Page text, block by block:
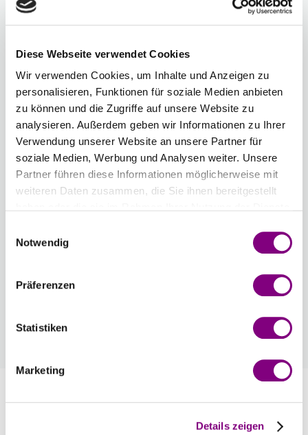
Diese Webseite verwendet Cookies
Wir verwenden Cookies, um Inhalte und Anzeigen zu
personalisieren, Funktionen für soziale Medien anbieten
zu können und die Zugriffe auf unsere Website zu
analysieren. Außerdem geben wir Informationen zu Ihrer
Verwendung unserer Website an unsere Partner für
soziale Medien, Werbung und Analysen weiter. Unsere
Partner führen diese Informationen möglicherweise mit
weiteren Daten zusammen, die Sie ihnen bereitgestellt
Notwendig
Präferenzen
Statistiken
Marketing
Details zeigen
erhalten Stricknadeln, die sich sehr...
5,00 mm
Anzahl
Mitglied werden Sie ganz einfach an der
automatisch an der Kasse.